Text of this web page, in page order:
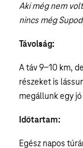
Aki még nem
nincs még
Távolság:
A táv 9-10 km,
részeket is
megállunk egy
Időtartam:
Egész napos